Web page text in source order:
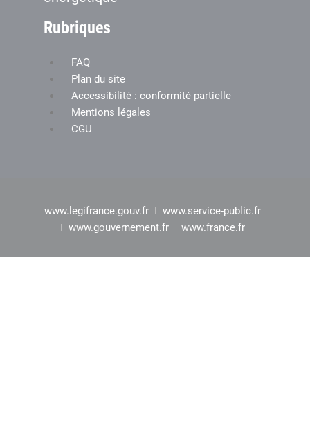
Rubriques
FAQ
Plan du site
Accessibilité : conformité partielle
Mentions légales
CGU
www.legifrance.gouv.fr
www.service-public.fr
www.gouvernement.fr
www.france.fr